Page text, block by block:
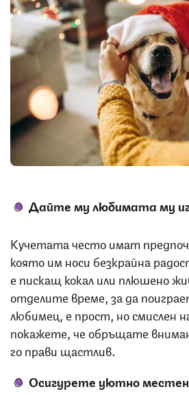
Дайте му любимата му
Кучетата често имат
която им носи безкрайна
е пискащ кокал или плюшено
отделите време, за да
любимец, е прост, но смислен
покажете, че обръщате
го прави щастлив.
Осигурете уютно